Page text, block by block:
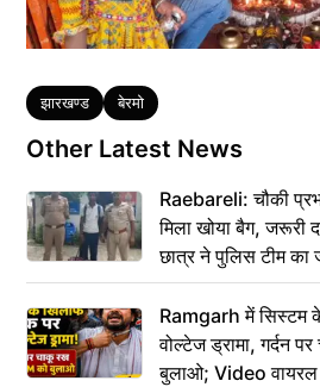
Tags
झारखण्ड बेरमो
Other Latest News
Raebareli: चौकी
मिला खोया बैग, जरूरी
छात्र ने पुलिस टीम का
Ramgarh में सिस्टम
वोल्टेज ड्रामा, गर्दन
बुलाओ; Video वायरल